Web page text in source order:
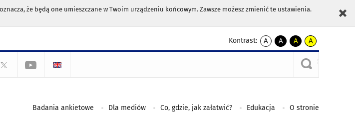
że będą one umieszczane w Twoim urządzeniu końcowym. Zawsze możesz zmienić te ustawienia.
Kontrast:
A
kontrast
A
kontrast
czarnym
A
kontrast
żółty
tekst
czarnym
A
kontrast
czarny
tekst
żółtym
Badania ankietowe Dla mediów Co, gdzie, jak załatwić? Edukacja O stronie